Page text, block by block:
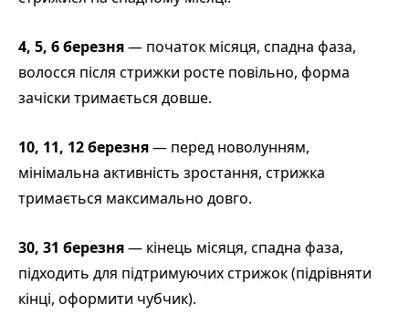
4, 5, 6 березня— початок місяця, спадна фаза,
волосся після стрижки росте повільно, форма
зачіски тримається довше.
10, 11, 12 березня— перед новолунням,
мінімальна активність зростання, стрижка
тримається максимально довго.
30, 31 березня— кінець місяця, спадна фаза,
підходить для підтримуючих стрижок (підрівняти
кінці, оформити чубчик).